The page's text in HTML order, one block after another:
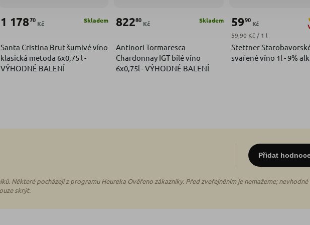
Santa Cristina Brut šumivé víno
klasická metoda 6x0,75 l -
VÝHODNÉ BALENÍ
Skladem
1 17870
Kč
Antinori Tormaresca
Chardonnay IGT bílé víno
6x0,75l - VÝHODNÉ BALENÍ
Skladem
82280
Kč
Stettner
svařené víno 1l - 9% alk
5990
Kč
Měrná cena:
59,90 Kč / 1 l
Přidat